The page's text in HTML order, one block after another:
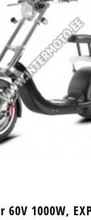
60V 1000W,